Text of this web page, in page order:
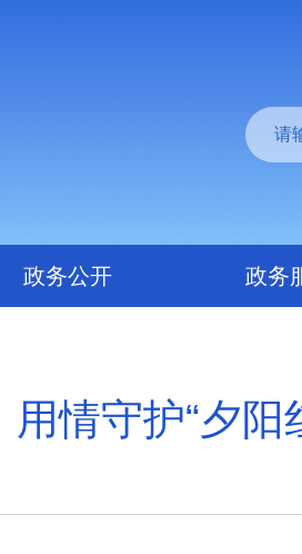
政务公开 政务
用情守护“夕阳